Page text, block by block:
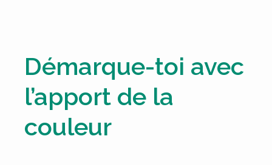
Démarque-toi avec
l’apport de la
couleur